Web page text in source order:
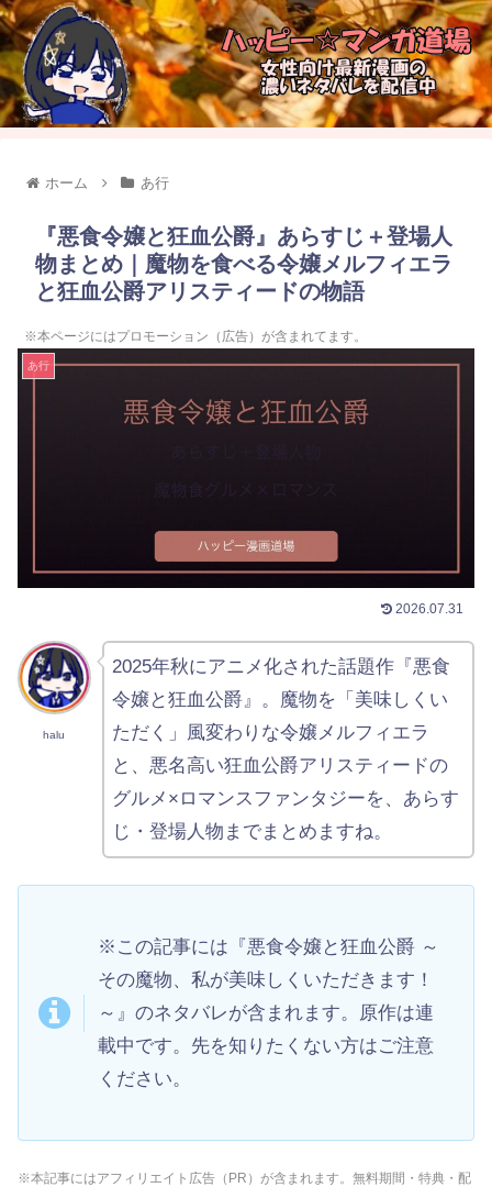
ホーム あ行
『悪食令嬢と狂血公爵』あらすじ＋登場人
物まとめ｜魔物を食べる令嬢メルフィエラ
と狂血公爵アリスティードの物語
※本ページにはプロモーション（広告）が含まれてます。
あ行
2026.07.31
halu
2025年秋にアニメ化された話題作『悪食
令嬢と狂血公爵』。魔物を「美味しくい
ただく」風変わりな令嬢メルフィエラ
と、悪名高い狂血公爵アリスティードの
グルメ×ロマンスファンタジーを、あらす
じ・登場人物までまとめますね。
※この記事には『悪食令嬢と狂血公爵 ～
その魔物、私が美味しくいただきます！
～』のネタバレが含まれます。原作は連
載中です。先を知りたくない方はご注意
ください。
※本記事にはアフィリエイト広告（PR）が含まれます。無料期間・特典・配